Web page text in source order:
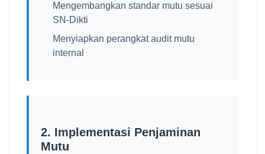
Mengembangkan standar mutu sesuai
SN-Dikti
Menyiapkan perangkat audit mutu
internal
2. Implementasi Penjaminan
Mutu